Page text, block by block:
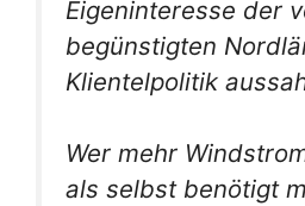
Eigeninteresse der
begünstigten
Klientelpolitik
Wer mehr
als selbst benötigt